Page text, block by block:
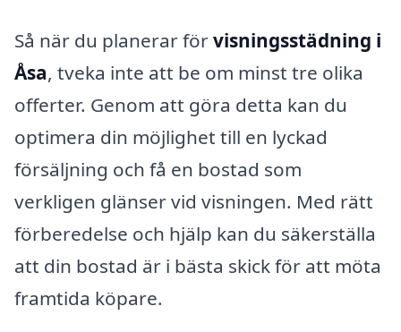
Så när du planerar förvisningsstädning i
Åsa, tveka inte att be om minst tre olika
offerter. Genom att göra detta kan du
optimera din möjlighet till en lyckad
försäljning och få en bostad som
verkligen glänser vid visningen. Med rätt
förberedelse och hjälp kan du säkerställa
att din bostad är i bästa skick för att möta
framtida köpare.